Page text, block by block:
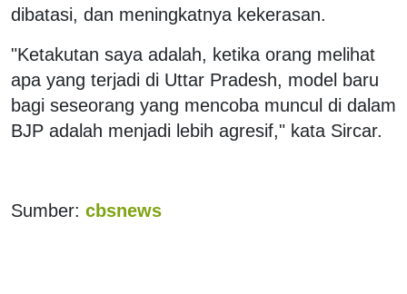
dibatasi, dan meningkatnya kekerasan.
"Ketakutan saya adalah, ketika orang melihat
apa yang terjadi di Uttar Pradesh, model baru
bagi seseorang yang mencoba muncul di dalam
BJP adalah menjadi lebih agresif," kata Sircar.
Sumber: cbsnews